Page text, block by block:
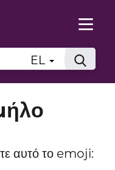
EL
αυτό το emoji: